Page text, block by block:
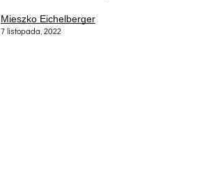
Mieszko Eichelberger
7 listopada, 2022